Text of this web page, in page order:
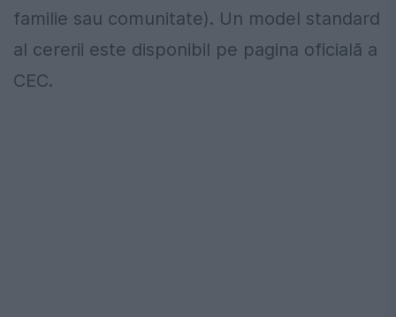
familie sau comunitate). Un model standard
al cererii este disponibil pe pagina oficială a
CEC.